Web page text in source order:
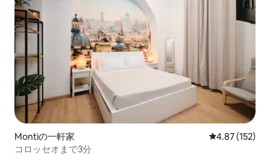
Montiの一軒家 レビュー152
4.87 (152)
コロッセオまで3分